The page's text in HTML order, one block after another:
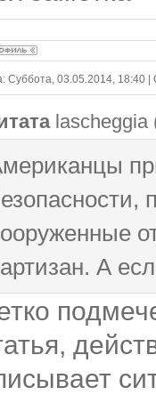
Суббота, 03.05.2014, 18:40
lascheggia
А